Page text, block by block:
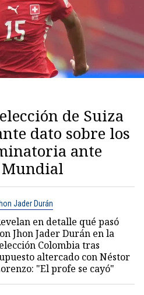
de Suiza
dato sobre los
ante
Mundial
Jader Durán
en detalle qué pasó
Jhon Jader Durán en la
Colombia tras
altercado con Néstor
"El profe se cayó"